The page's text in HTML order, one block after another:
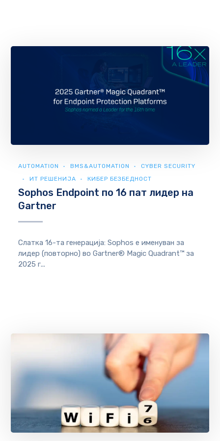
AUTOMATION BMS&AUTOMATION
CYBER SECURITY
ИТ РЕШЕНИЈА
КИБЕР БЕЗБЕДНОСТ
Sophos Endpoint по 16 пат лидер на
Gartner
Слатка 16-та генерација: Sophos е именуван за
лидер (повторно) во Gartner® Magic Quadrant™ за
2025 г...